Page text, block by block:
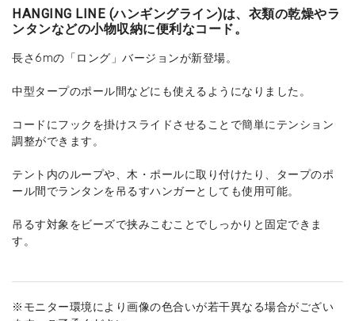
HANGING LINE (ハンギングライン)は、衣類の乾燥やラ
ンタンなどの小物収納に便利なコード。
長さ6mの「ロング」バージョンが新登場。
中型タープのポール間などにも使えるようになりました。
コードにフックを掛けスライドさせることで簡単にテンション
調整ができます。
テント内のループや、木・ポールに取り付けたり、タープのポ
ール間でランタンを吊るすハンガーとしても使用可能。
吊るす対象をビーズで挟みこむことでしっかりと固定できま
す。
※モニター環境により画像の色合いが若干異なる場合がござい